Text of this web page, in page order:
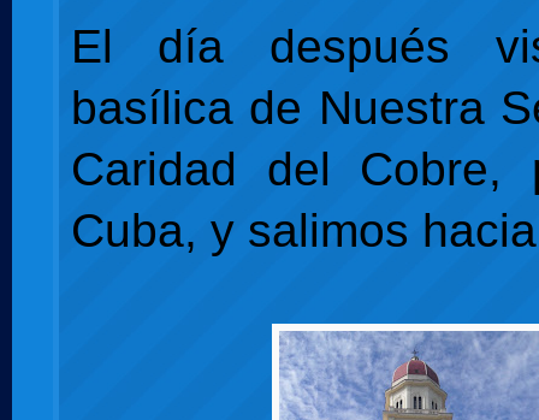
El día después
basílica de Nuestra
Caridad del Cobre,
Cuba, y salimos